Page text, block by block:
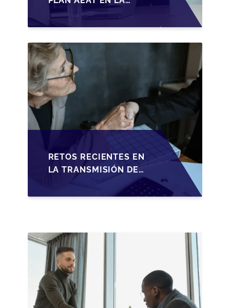
TRANSMISIÓN DE
PYMES ESPAÑOLAS
RETOS RECIENTES EN
LA TRANSMISIÓN DE
PYMES ESPAÑOLAS:
ADAPTACIONES
2026